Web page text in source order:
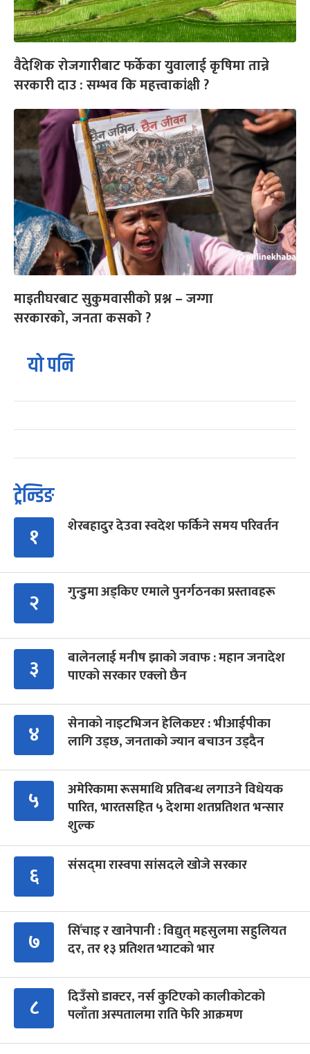
वैदेशिक रोजगारीबाट फर्केका युवालाई कृषिमा तान्ने
सरकारी दाउ : सम्भव कि महत्त्वाकांक्षी ?
माइतीघरबाट सुकुमवासीको प्रश्न – जग्गा
सरकारको, जनता कसको ?
यो पनि
ट्रेन्डिङ
१ शेरबहादुर देउवा स्वदेश फर्किने समय परिवर्तन
२ गुन्डुमा अड्किए एमाले पुनर्गठनका प्रस्तावहरू
३
बालेनलाई मनीष झाको जवाफ : महान जनादेश
पाएको सरकार एक्लो छैन
४
सेनाको नाइटभिजन हेलिकप्टर : भीआईपीका
लागि उड्छ, जनताको ज्यान बचाउन उड्दैन
५
अमेरिकामा रूसमाथि प्रतिबन्ध लगाउने विधेयक
पारित, भारतसहित ५ देशमा शतप्रतिशत भन्सार
शुल्क
६ संसद्‍मा रास्वपा सांसदले खोजे सरकार
७
सिँचाइ र खानेपानी : विद्युत् महसुलमा सहुलियत
दर, तर १३ प्रतिशत भ्याटको भार
८
दिउँसो डाक्टर, नर्स कुटिएको कालीकोटको
पलाँता अस्पतालमा राति फेरि आक्रमण